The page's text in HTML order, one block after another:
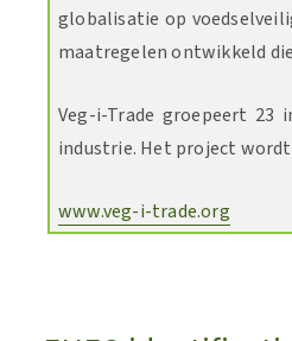
globalisatie op
maatregelen ontwikkeld
Veg-i-Trade groepeert
industrie. Het project
www.veg-i-trade.org